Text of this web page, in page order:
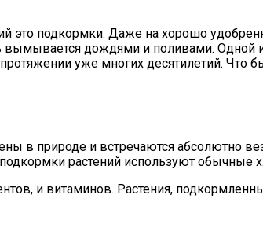
это подкормки. Даже на хорошо
вымывается дождями и поливами. Одной
протяжении уже многих десятилетий.
в природе и встречаются абсолютно
растений используют обычные
и витаминов. Растения,